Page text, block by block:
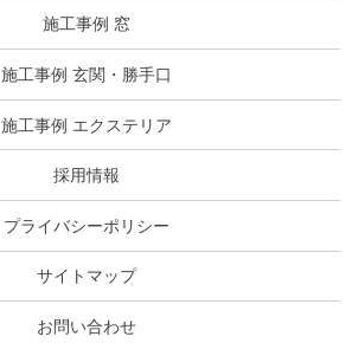
施工事例 窓
施工事例 玄関・勝手口
施工事例 エクステリア
採用情報
プライバシーポリシー
サイトマップ
お問い合わせ